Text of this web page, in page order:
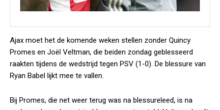
Ajax moet het de komende weken stellen zonder Quincy
Promes en Joël Veltman, die beiden zondag geblesseerd
raakten tijdens de wedstrijd tegen PSV (1-0). De blessure van
Ryan Babel lijkt mee te vallen.
Bij Promes, die net weer terug was na blessureleed, is na